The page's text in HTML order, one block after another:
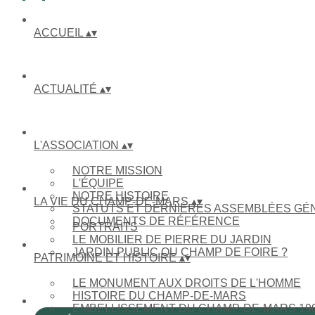
ACCUEIL ▴▾
ACTUALITÉ ▴▾
L'ASSOCIATION ▴▾
NOTRE MISSION
L'ÉQUIPE
NOTRE HISTOIRE
STATUTS ET DERNIÈRES ASSEMBLÉES
DOCUMENTS DE RÉFÉRENCE
LA VIE DU CHAMP-DE-MARS▴▾
PORTRAITS
LE MOBILIER DE PIERRE DU JARDIN
JARDIN PUBLIC OU CHAMP DE FOIRE ?
PATRIMOINE ET HISTOIRE▴▾
LE MONUMENT AUX DROITS DE L'HOMME
HISTOIRE DU CHAMP-DE-MARS
EMBELLISSEMENT DU CHAMP-DE-MARS